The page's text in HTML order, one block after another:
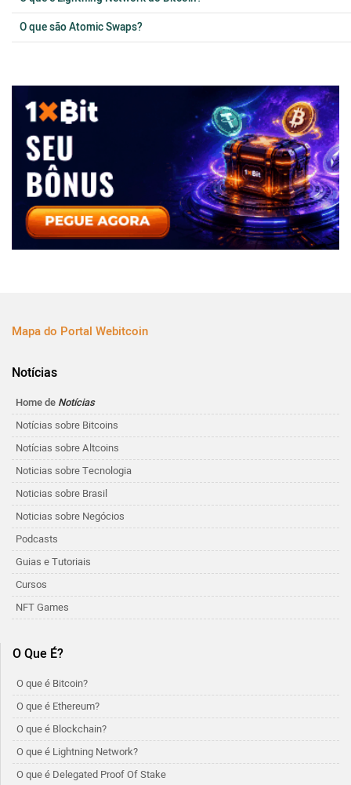
O que são Atomic Swaps?
Mapa do Portal Webitcoin
Notícias
Home de Notícias
Notícias sobre Bitcoins
Notícias sobre Altcoins
Noticias sobre Tecnologia
Noticias sobre Brasil
Noticias sobre Negócios
Podcasts
Guias e Tutoriais
Cursos
NFT Games
O Que É?
O que é Bitcoin?
O que é Ethereum?
O que é Blockchain?
O que é Lightning Network?
O que é Delegated Proof Of Stake